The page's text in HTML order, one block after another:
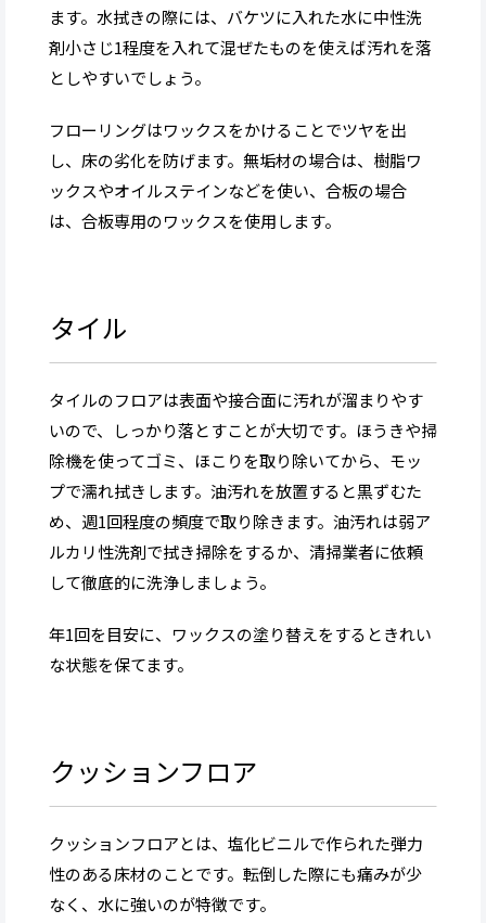
ます。水拭きの際には、バケツに入れた水に中性洗
剤小さじ1程度を入れて混ぜたものを使えば汚れを落
としやすいでしょう。
フローリングはワックスをかけることでツヤを出
し、床の劣化を防げます。無垢材の場合は、樹脂ワ
ックスやオイルステインなどを使い、合板の場合
は、合板専用のワックスを使用します。
タイル
タイルのフロアは表面や接合面に汚れが溜まりやす
いので、しっかり落とすことが大切です。ほうきや掃
除機を使ってゴミ、ほこりを取り除いてから、モッ
プで濡れ拭きします。油汚れを放置すると黒ずむた
め、週1回程度の頻度で取り除きます。油汚れは弱ア
ルカリ性洗剤で拭き掃除をするか、清掃業者に依頼
して徹底的に洗浄しましょう。
年1回を目安に、ワックスの塗り替えをするときれい
な状態を保てます。
クッションフロア
クッションフロアとは、塩化ビニルで作られた弾力
性のある床材のことです。転倒した際にも痛みが少
なく、水に強いのが特徴です。